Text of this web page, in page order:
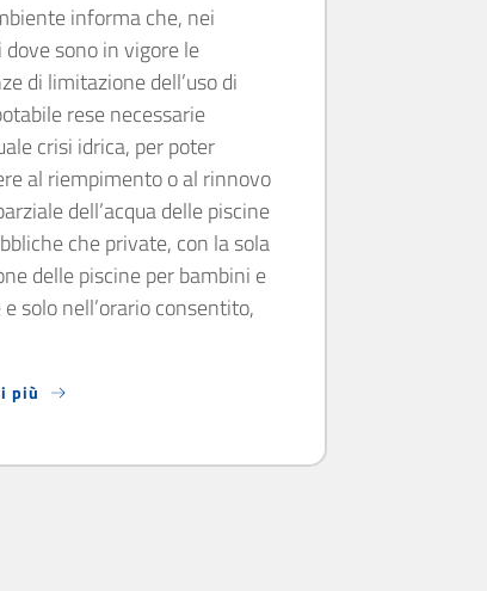
informa che, nei
dove sono in vigore le
di limitazione dell’uso di
rese necessarie
crisi idrica, per poter
al riempimento o al rinnovo
dell’acqua delle piscine
che private, con la sola
delle piscine per bambini e
solo nell’orario consentito,
più